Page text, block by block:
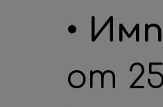
•
от